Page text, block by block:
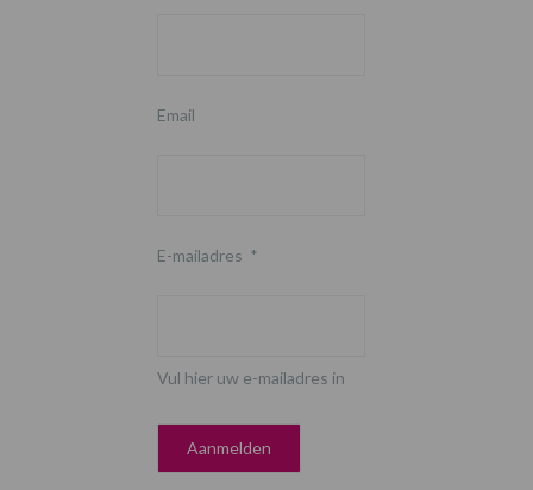
Email
E-mailadres *
Vul hier uw e-mailadres in